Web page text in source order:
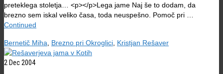
preteklega stoletja… <p></p>Lega jame Naj še to dodam, da
brezno sem iskal veliko časa, toda neuspešno. Pomoč pri …
Continued
Bernetič Miha Brezno pri Okroglici Kristjan Rešaver
2 Dec 2004